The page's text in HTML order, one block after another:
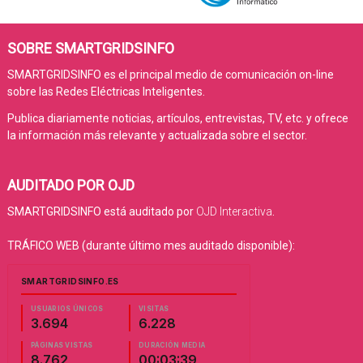
SOBRE SMARTGRIDSINFO
SMARTGRIDSINFO es el principal medio de comunicación on-line
sobre las Redes Eléctricas Inteligentes.
Publica diariamente noticias, artículos, entrevistas, TV, etc. y ofrece
la información más relevante y actualizada sobre el sector.
AUDITADO POR OJD
SMARTGRIDSINFO está auditado por OJD Interactiva
TRÁFICO WEB (durante último mes auditado disponible):